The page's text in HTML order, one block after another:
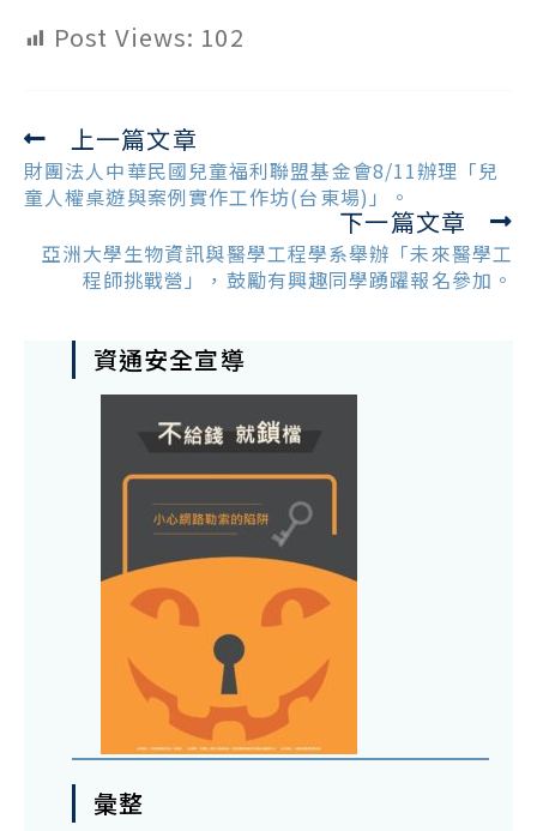
Post Views: 102
Read
more
articles
上一篇文章
財團法人中華民國兒童福利聯盟基金會8/11辦理「兒
童人權桌遊與案例實作工作坊(台東場)」。
下一篇文章
亞洲大學生物資訊與醫學工程學系舉辦「未來醫學工
程師挑戰營」，鼓勵有興趣同學踴躍報名參加。
資通安全宣導
彙整